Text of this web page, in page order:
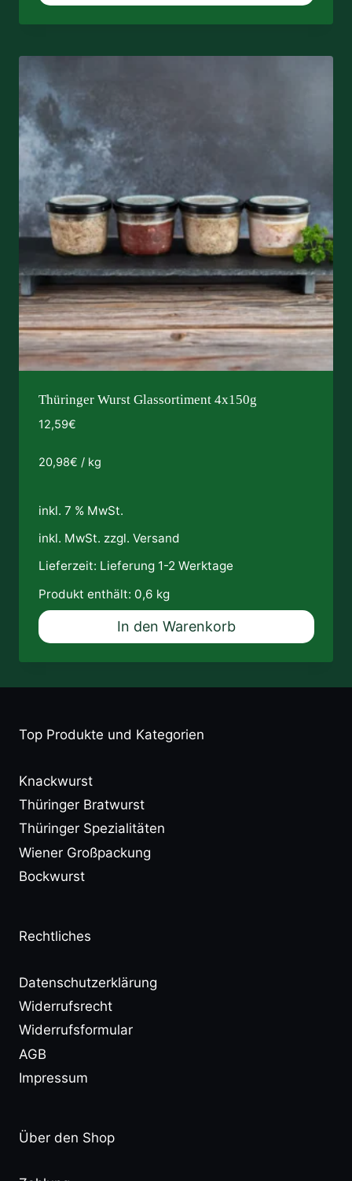
Thüringer Wurst Glassortiment 4x150g
12,59€
20,98€ / kg
inkl. 7 % MwSt.
inkl. MwSt. zzgl. Versand
Lieferzeit: Lieferung 1-2 Werktage
Produkt enthält: 0,6 kg
In den Warenkorb
Top Produkte und Kategorien
Knackwurst
Thüringer Bratwurst
Thüringer Spezialitäten
Wiener Großpackung
Bockwurst
Rechtliches
Datenschutzerklärung
Widerrufsrecht
Widerrufsformular
AGB
Impressum
Über den Shop